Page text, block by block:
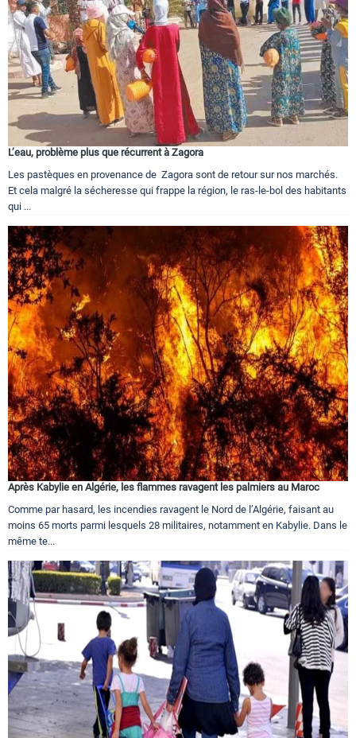
L’eau, problème plus que récurrent à Zagora
Les pastèques en provenance de Zagora sont de retour sur nos marchés.
Et cela malgré la sécheresse qui frappe la région, le ras-le-bol des habitants
qui ...
Après Kabylie en Algérie, les flammes ravagent les palmiers au Maroc
Comme par hasard, les incendies ravagent le Nord de l’Algérie, faisant au
moins 65 morts parmi lesquels 28 militaires, notamment en Kabylie. Dans le
même te...